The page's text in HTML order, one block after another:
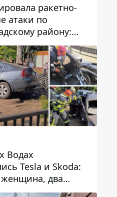
ракетно-
атаки по
району:
вражескую
Водах
Tesla и Skoda:
женщина, два
пострадали